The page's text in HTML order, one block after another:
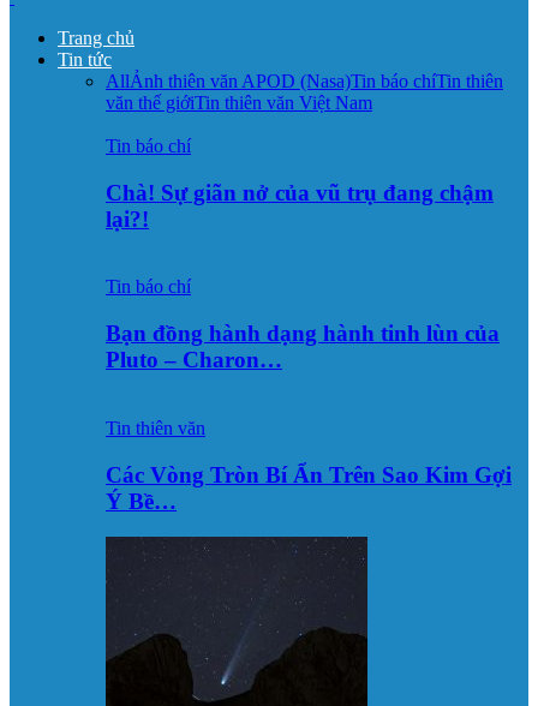
Trang chủ
Tin tức
AllẢnh thiên văn APOD (Nasa)Tin báo chíTin thiên
văn thế giớiTin thiên văn Việt Nam
Tin báo chí
Chà! Sự giãn nở của vũ trụ đang chậm
lại?!
Tin báo chí
Bạn đồng hành dạng hành tinh lùn của
Pluto – Charon…
Tin thiên văn
Các Vòng Tròn Bí Ẩn Trên Sao Kim Gợi
Ý Bề…